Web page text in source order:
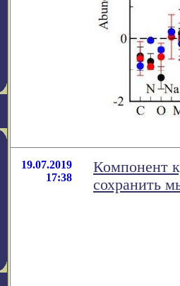
19.07.2019
17:38
Компонент
сохранить